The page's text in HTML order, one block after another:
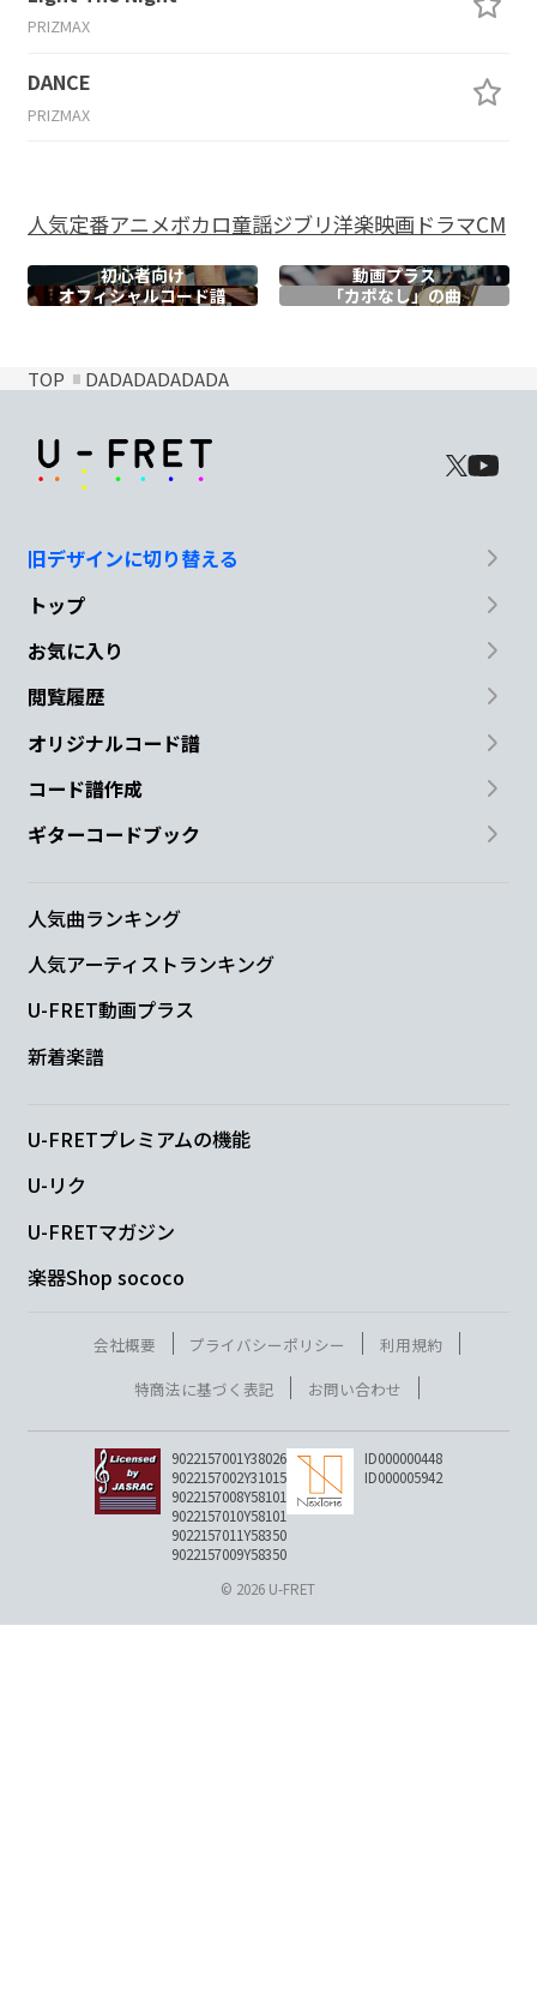
PRIZMAX
DANCE
PRIZMAX
人気定番アニメボカロ童謡ジブリ洋楽映画ドラマCM
初心者向け
動画プラス
オフィシャルコード譜 「カポなし」の曲
TOP DADADADADADA
旧デザインに切り替える
トップ
お気に入り
閲覧履歴
オリジナルコード譜
コード譜作成
ギターコードブック
人気曲ランキング
人気アーティストランキング
U-FRET動画プラス
新着楽譜
U-FRETプレミアムの機能
U-リク
U-FRETマガジン
楽器Shop sococo
会社概要 プライバシーポリシー
利用規約
特商法に基づく表記
お問い合わせ
9022157001Y38026
9022157002Y31015
9022157008Y58101
9022157010Y58101
9022157011Y58350
9022157009Y58350
ID000000448
ID000005942
© 2026 U-FRET